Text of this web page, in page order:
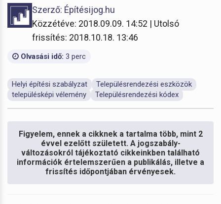
Szerző: Építésijog.hu
Közzétéve: 2018.09.09. 14:52 | Utolsó
frissítés: 2018.10.18. 13:46
Olvasási idő: 3 perc
Helyi építési szabályzat
Településrendezési eszközök
településképi vélemény
Településrendezési kódex
Figyelem, ennek a cikknek a tartalma több, mint 2
évvel ezelőtt született. A jogszabály-
változásokról tájékoztató cikkeinkben található
információk értelemszerűen a publikálás, illetve a
frissítés időpontjában érvényesek.